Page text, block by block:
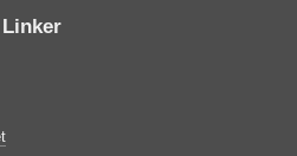
Linker